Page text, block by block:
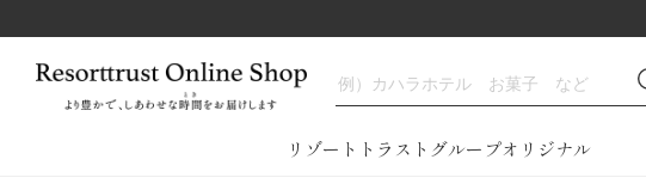
リゾートトラストグループオリジナル